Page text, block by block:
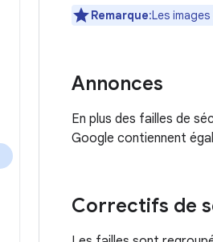
Remarque:Les
Annonces
En plus des failles de
Google contiennent
Correctifs de